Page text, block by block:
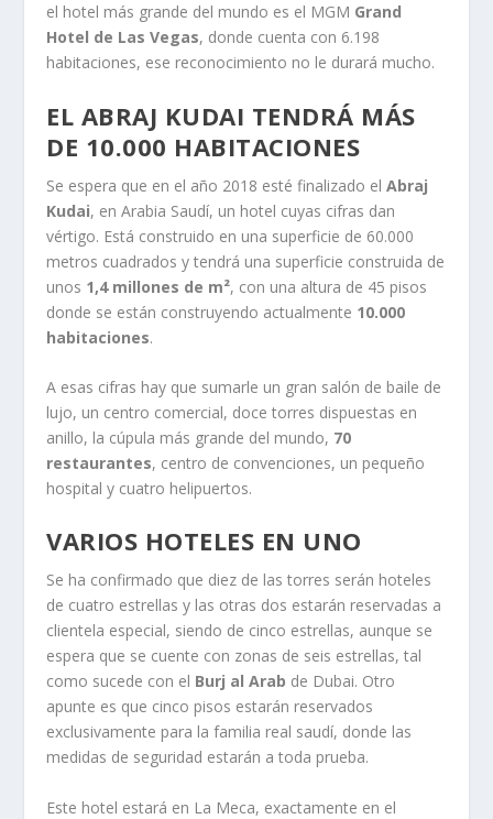
el hotel más grande del mundo es el MGM Grand
Hotel de Las Vegas, donde cuenta con 6.198
habitaciones, ese reconocimiento no le durará mucho.
EL ABRAJ KUDAI TENDRÁ MÁS
DE 10.000 HABITACIONES
Se espera que en el año 2018 esté finalizado elAbraj
Kudai, en Arabia Saudí, un hotel cuyas cifras dan
vértigo. Está construido en una superficie de 60.000
metros cuadrados y tendrá una superficie construida de
unos 1,4 millones de m², con una altura de 45 pisos
donde se están construyendo actualmente 10.000
habitaciones.
A esas cifras hay que sumarle un gran salón de baile de
lujo, un centro comercial, doce torres dispuestas en
anillo, la cúpula más grande del mundo, 70
restaurantes, centro de convenciones, un pequeño
hospital y cuatro helipuertos.
VARIOS HOTELES EN UNO
Se ha confirmado que diez de las torres serán hoteles
de cuatro estrellas y las otras dos estarán reservadas a
clientela especial, siendo de cinco estrellas, aunque se
espera que se cuente con zonas de seis estrellas, tal
como sucede con el Burj al Arab de Dubai. Otro
apunte es que cinco pisos estarán reservados
exclusivamente para la familia real saudí, donde las
medidas de seguridad estarán a toda prueba.
Este hotel estará en La Meca, exactamente en el